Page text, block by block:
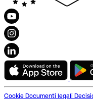
Cookie Documenti legali